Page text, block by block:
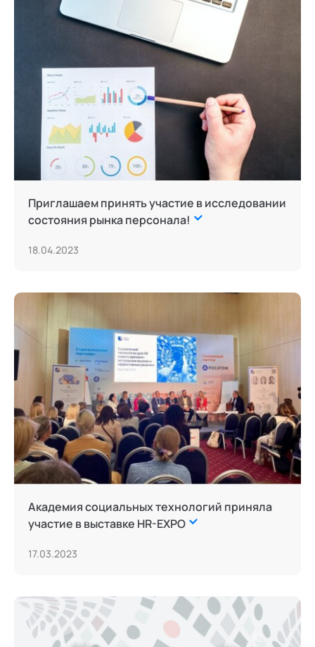
Приглашаем принять участие в исследовании
состояния рынка персонала!
18.04.2023
Академия социальных технологий приняла
участие в выставке HR-EXPO
17.03.2023